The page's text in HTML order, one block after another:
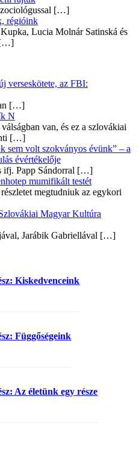
[…]
régióink
Lucia Molnár Satinská és
verseskötete, az FBI:
[…]
N
van, és ez a szlovákiai
[…]
sem volt szokványos évünk” – a
évértékelője
Papp Sándorral […]
mumifikált testét
megtudniuk az egykori
Magyar Kultúra
Jarábik Gabriellával […]
Kiskedvenceink
Függőségeink
Az életünk egy része